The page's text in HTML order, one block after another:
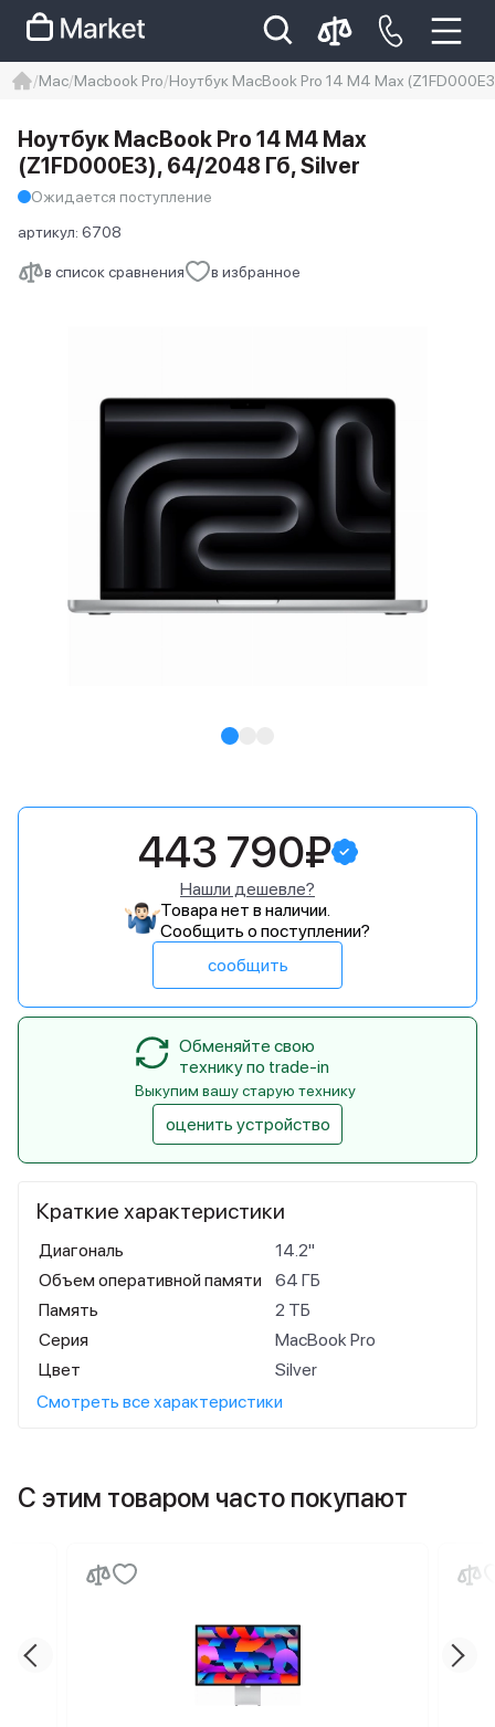
Iphone 14 pro max
айфон 14
Mac Macbook Pro Ноутбук MacBook Pro 14 M4 Max
в список сравнения в избранное
Ноутбук MacBook Pro 14 M4 Max
(Z1FD000E3), 64/2048 Гб, Silver
Ожидается поступление
артикул: 6708
Краткие характеристики
Диагональ
14.2"
Объем оперативной памяти
64 ГБ
Память
2 ТБ
Серия
MacBook Pro
Цвет
Silver
Смотреть все характеристики
443 790₽
Нашли дешевле?
Товара нет в наличии.
Сообщить о поступлении?
сообщить
Обменяйте свою
технику по trade-in
Выкупим вашу старую технику
оценить устройство
С этим товаром часто покупают